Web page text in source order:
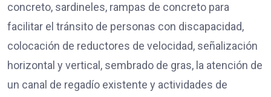
concreto, sardineles, rampas de concreto para
facilitar el tránsito de personas con discapacidad,
colocación de reductores de velocidad, señalización
horizontal y vertical, sembrado de gras, la atención de
un canal de regadío existente y actividades de